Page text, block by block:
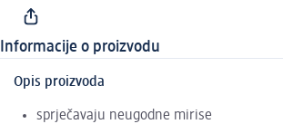
Informacije o proizvodu
Opis proizvoda
sprječavaju neugodne mirise